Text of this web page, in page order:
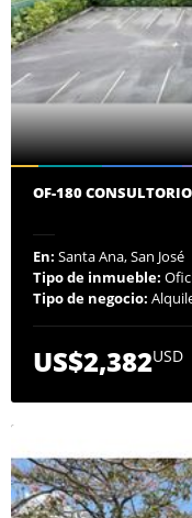
OF-180
En: Santa Ana, San José
Tipo de inmueble:
Tipo de negocio:
US$2,382USD